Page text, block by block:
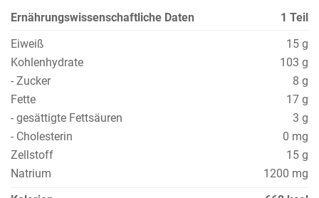
Ernährungswissenschaftliche Daten
1 Teil
Eiweiß
15 g
Kohlenhydrate
103 g
- Zucker
8 g
Fette
17 g
- gesättigte Fettsäuren
3 g
- Cholesterin
0 mg
Zellstoff
15 g
Natrium
1200 mg